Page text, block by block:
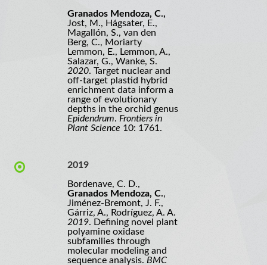
Granados Mendoza, C.,
Jost, M., Hágsater, E.,
Magallón, S., van den
Berg, C., Moriarty
Lemmon, E., Lemmon, A.,
Salazar, G., Wanke, S.
2020. Target nuclear and
off-target plastid hybrid
enrichment data inform a
range of evolutionary
depths in the orchid genus
Epidendrum. Frontiers in
Plant Science 10: 1761.
2019
Bordenave, C. D.,
Granados Mendoza, C.,
Jiménez-Bremont, J. F.,
Gárriz, A., Rodríguez, A. A.
2019. Defining novel plant
polyamine oxidase
subfamilies through
molecular modeling and
sequence analysis. BMC